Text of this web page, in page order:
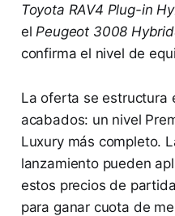
Toyota RAV4 Plug-in
el Peugeot 3008
confirma el nivel de
La oferta se estructura
acabados: un nivel
Luxury más completo.
lanzamiento pueden
estos precios de
para ganar cuota de